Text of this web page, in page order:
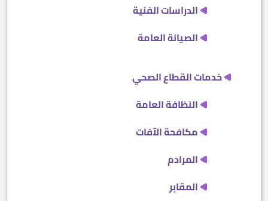
الدراسات الفنية
الصيانة العامة
خدمات القطاع الصحي
النظافة العامة
مكافحة الآفات
المرادم
المقابر